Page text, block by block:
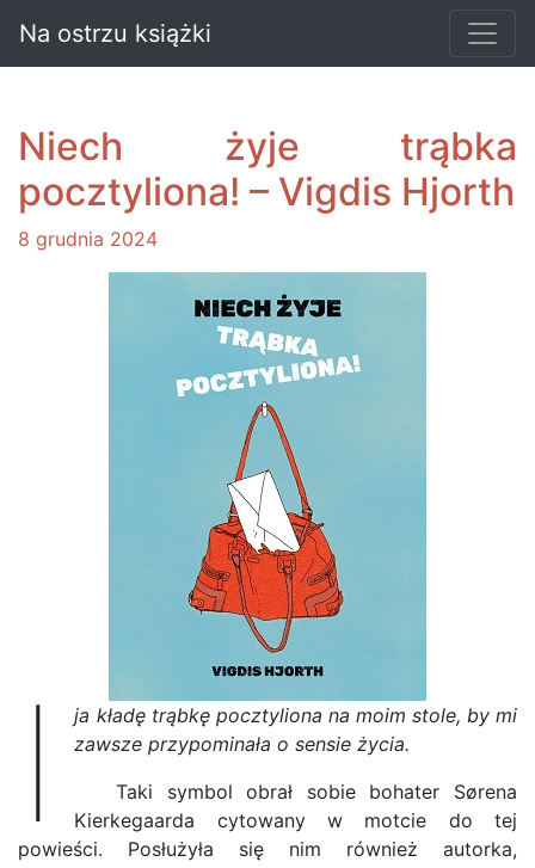
Na ostrzu książki
Niech żyje trąbka
pocztyliona! – Vigdis Hjorth
8 grudnia 2024
I
ja kładę trąbkę pocztyliona na moim stole, by mi
zawsze przypominała o sensie życia.
Taki symbol obrał sobie bohater Sørena
Kierkegaarda cytowany w motcie do tej
powieści. Posłużyła się nim również autorka,